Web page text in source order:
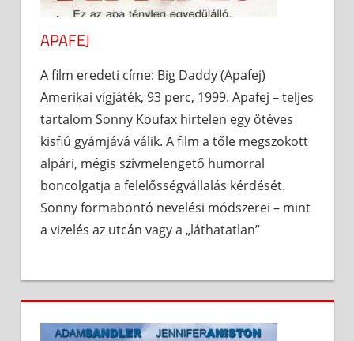
APAFEJ
A film eredeti címe: Big Daddy (Apafej)
Amerikai vígjáték, 93 perc, 1999. Apafej – teljes
tartalom Sonny Koufax hirtelen egy ötéves
kisfiú gyámjává válik. A film a tőle megszokott
alpári, mégis szívmelengető humorral
boncolgatja a felelősségvállalás kérdését.
Sonny formabontó nevelési módszerei – mint
a vizelés az utcán vagy a „láthatatlan”